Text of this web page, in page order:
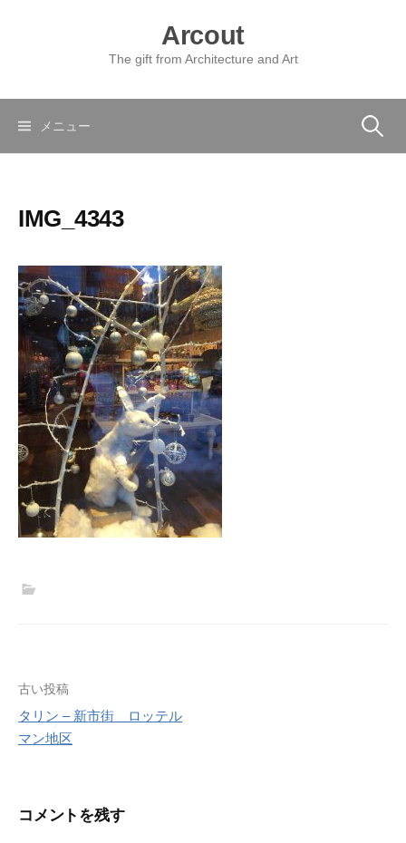
ツ
Arcout
The gift from Architecture and Art
メニュー 検
IMG_4343
投
稿
ゲ
古い投稿
タリン – 新市街 ロッテル
マン地区
コメントを残す